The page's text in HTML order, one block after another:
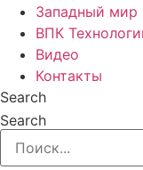
Западный мир
ВПК
Видео
Контакты
Search
Search